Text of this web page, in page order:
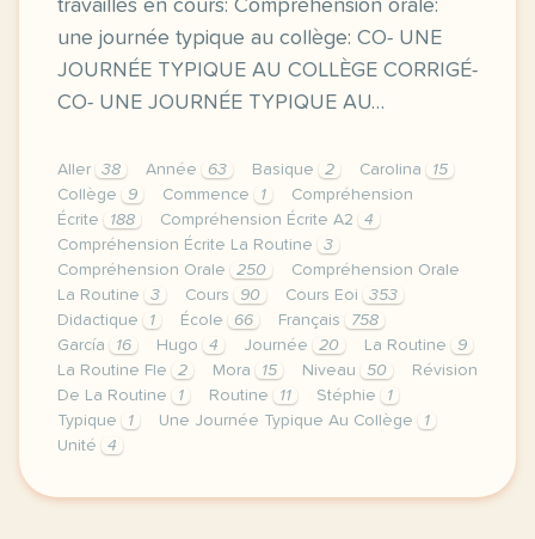
travaillés en cours: Compréhension orale:
une journée typique au collège: CO- UNE
JOURNÉE TYPIQUE AU COLLÈGE CORRIGÉ-
CO- UNE JOURNÉE TYPIQUE AU…
Aller 38 Année 63 Basique 2 Carolina
15
Collège
9 Commence 1
Compréhension
Écrite
188 Compréhension Écrite A2
4
Compréhension Écrite La Routine
3
Compréhension Orale
250
Compréhension Orale
La Routine
3 Cours 90 Cours Eoi
353
Didactique
1 École 66 Français
758
García
16 Hugo 4 Journée 20 La Routine
9
La Routine Fle
2 Mora 15 Niveau 50
Révision
De La Routine
1 Routine 11 Stéphie
1
Typique
1 Une Journée Typique Au Collège
1
Unité
4
image quizlet comcette premiere semaine de